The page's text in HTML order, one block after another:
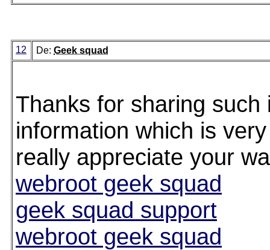
12 De: Geek squad
Thanks for sharing such
information which is
really appreciate your
webroot geek squad
geek squad support
webroot geek squad